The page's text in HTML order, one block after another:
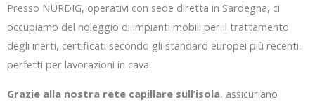
Presso NURDIG, operativi con sede diretta in Sardegna, ci
occupiamo del noleggio di impianti mobili per il trattamento
degli inerti, certificati secondo gli standard europei più recenti,
perfetti per lavorazioni in cava.
Grazie alla nostra rete capillare sull’isola, assicuriano